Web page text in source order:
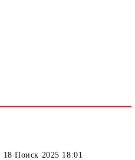
18 Поиск 2025 18:01